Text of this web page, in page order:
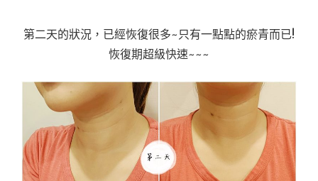
第二天的狀況，已經恢復很多~只有一點點的瘀青而已!
恢復期超級快速~~~